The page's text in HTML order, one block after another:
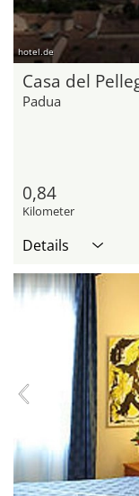
hotel.de
Casa del
Padua
0,84
Kilometer
Details